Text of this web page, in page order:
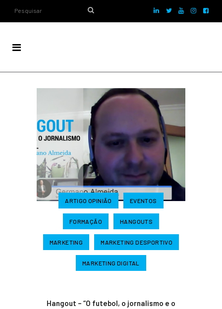
ARTIGO OPINIÃO EVENTOS
FORMAÇÃO HANGOUTS
MARKETING MARKETING DESPORTIVO
MARKETING DIGITAL
Hangout – “O futebol, o jornalismo e o